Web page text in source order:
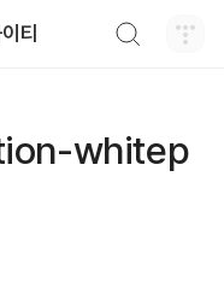
티
whitep